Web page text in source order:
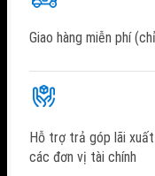
Giao hàng miễn phí
Hỗ trợ trả góp lãi
các đơn vị tài chính